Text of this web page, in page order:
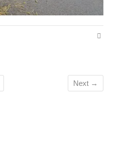
Next →